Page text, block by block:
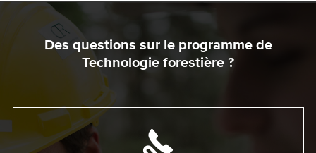
Des questions sur le programme de
Technologie forestière ?